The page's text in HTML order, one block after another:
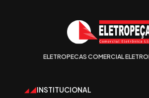
ELETROPECAS COMERCIAL
INSTITUCIONAL